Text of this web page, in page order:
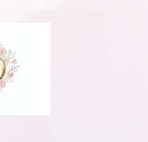
ET
DE
SON
BUDGET